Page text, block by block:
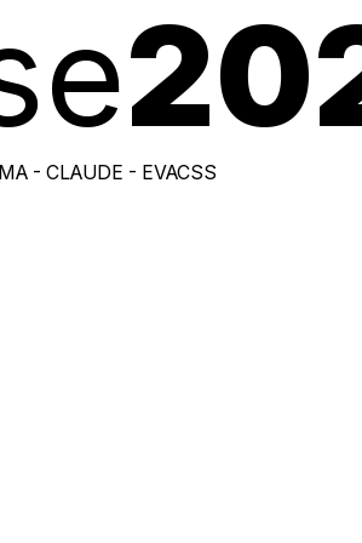
- CLAUDE - EVACSS